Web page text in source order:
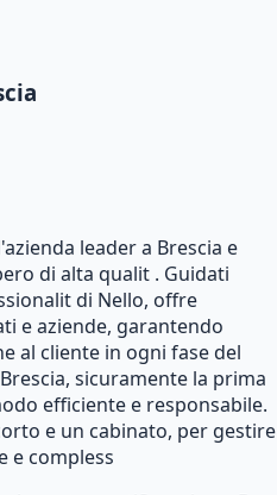
leader a Brescia e
di alta qualit . Guidati
di Nello, offre
e aziende, garantendo
al cliente in ogni fase del
sicuramente la prima
efficiente e responsabile.
e un cabinato, per gestire
e compless